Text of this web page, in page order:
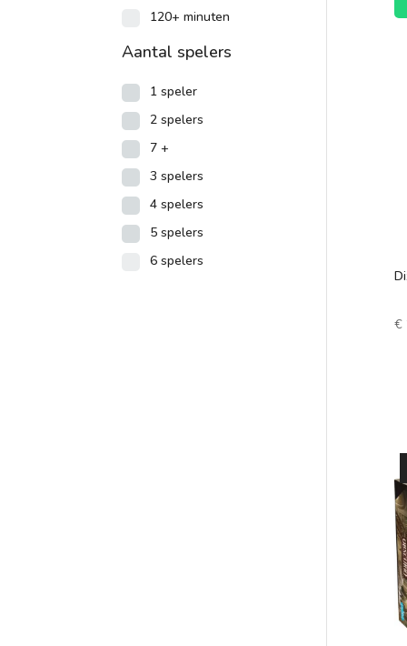
€
120+ minuten
Aantal spelers
1 speler
2 spelers
7 +
3 spelers
4 spelers
5 spelers
6 spelers